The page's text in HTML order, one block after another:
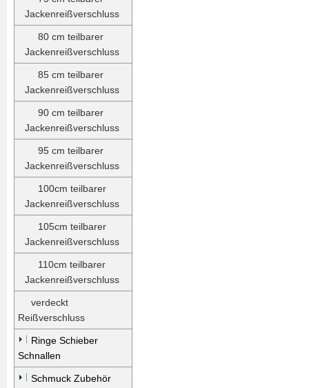
Jackenreißverschluss
80 cm teilbarer
Jackenreißverschluss
85 cm teilbarer
Jackenreißverschluss
90 cm teilbarer
Jackenreißverschluss
95 cm teilbarer
Jackenreißverschluss
100cm teilbarer
Jackenreißverschluss
105cm teilbarer
Jackenreißverschluss
110cm teilbarer
Jackenreißverschluss
verdeckt
Reißverschluss
Ringe Schieber
Schnallen
Schmuck Zubehör